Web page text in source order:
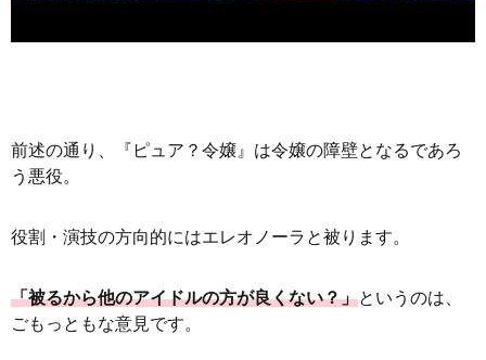
前述の通り、『ピュア？令嬢』は令嬢の障壁となるであろ
う悪役。
役割・演技の方向的にはエレオノーラと被ります。
「被るから他のアイドルの方が良くない？」というのは、
ごもっともな意見です。